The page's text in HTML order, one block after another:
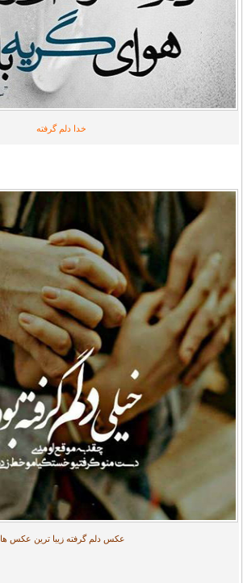
خدا دلم گرفته
عکس دلم گرفته زیبا ترین عکس ها